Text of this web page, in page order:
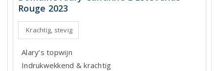
Rouge 2023
Krachtig, stevig
Alary’s topwijn
Indrukwekkend & krachtig